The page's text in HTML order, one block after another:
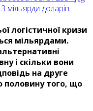
мільярди доларів
логістичної кризи
мільярдами.
і скільки вони
на друге
половину того, що